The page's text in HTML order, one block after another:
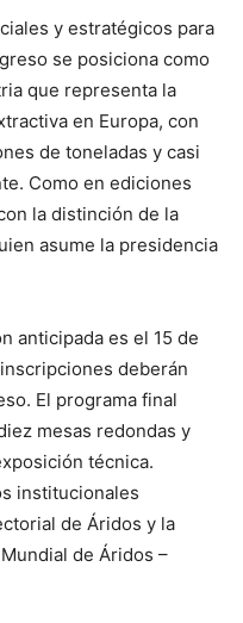
y estratégicos para
se posiciona como
que representa la
en Europa, con
de toneladas y casi
Como en ediciones
la distinción de la
asume la presidencia
anticipada es el 15 de
deberán
El programa final
mesas redondas y
técnica.
institucionales
de Áridos y la
de Áridos –